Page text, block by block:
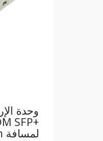
وحدة
لمسافة 80km